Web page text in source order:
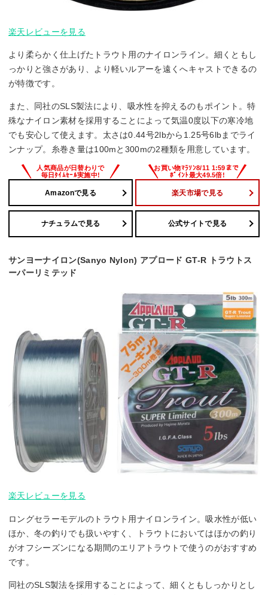
楽天レビューを見る
より柔らかく仕上げたトラウト用のナイロンライン。細くともし
っかりと強さがあり、より軽いルアーを遠くへキャストできるの
が特徴です。
また、同社のSLS製法により、吸水性を抑えるのもポイント。特
殊なナイロン素材を採用することによって気温0度以下の寒冷地
でも安心して使えます。太さは0.44号2lbから1.25号6lbまでライ
ンナップ。糸巻き量は100mと300mの2種類を用意しています。
Amazonで見る 楽天市場で見る
ナチュラムで見る 公式サイトで見る
サンヨーナイロン(Sanyo Nylon) アプロード GT-R トラウトス
ーパーリミテッド
楽天レビューを見る
ロングセラーモデルのトラウト用ナイロンライン。吸水性が低い
ほか、冬の釣りでも扱いやすく、トラウトにおいてはほかの釣り
がオフシーズンになる期間のエリアトラウトで使うのがおすすめ
です。
同社のSLS製法を採用することによって、細くともしっかりとし